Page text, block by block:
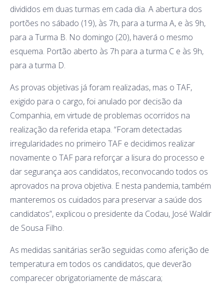
divididos em duas turmas em cada dia. A abertura dos
portões no sábado (19), às 7h, para a turma A, e às 9h,
para a Turma B. No domingo (20), haverá o mesmo
esquema. Portão aberto às 7h para a turma C e às 9h,
para a turma D.
As provas objetivas já foram realizadas, mas o TAF,
exigido para o cargo, foi anulado por decisão da
Companhia, em virtude de problemas ocorridos na
realização da referida etapa. “Foram detectadas
irregularidades no primeiro TAF e decidimos realizar
novamente o TAF para reforçar a lisura do processo e
dar segurança aos candidatos, reconvocando todos os
aprovados na prova objetiva. E nesta pandemia, também
manteremos os cuidados para preservar a saúde dos
candidatos”, explicou o presidente da Codau, José Waldir
de Sousa Filho.
As medidas sanitárias serão seguidas como aferição de
temperatura em todos os candidatos, que deverão
comparecer obrigatoriamente de máscara;